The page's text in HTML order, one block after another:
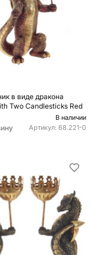
в виде дракона
Two Candlesticks Red
В наличии
Артикул: 68.221-0